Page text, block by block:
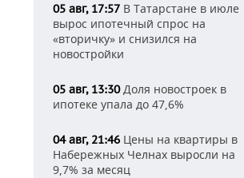
05 авг, 17:57 В Татарстане в июле
вырос ипотечный спрос на
«вторичку» и снизился на
новостройки
05 авг, 13:30Доля новостроек в
ипотеке упала до 47,6%
04 авг, 21:46 Цены на квартиры в
Набережных Челнах выросли на
9,7% за месяц